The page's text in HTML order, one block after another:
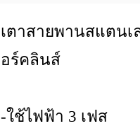
เตาสายพานสแตนเ
อร์คลินส์
-ใช้ไฟฟ้า 3 เฟส